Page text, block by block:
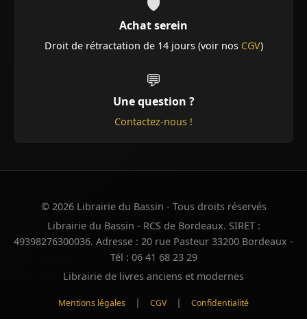
Achat serein
Droit de rétractation de 14 jours (voir nos CGV)
💬
Une question ?
Contactez-nous !
© 2026 Librairie du Bassin - Tous droits réservés
Librairie du Bassin - RCS de Bordeaux. SIRET :
49398276300036. Adresse : 20 rue Pasteur 33200 Bordeaux -
Tél : 06 41 68 23 29
Librairie de livres anciens et modernes
Mentions légales | CGV | Confidentialité